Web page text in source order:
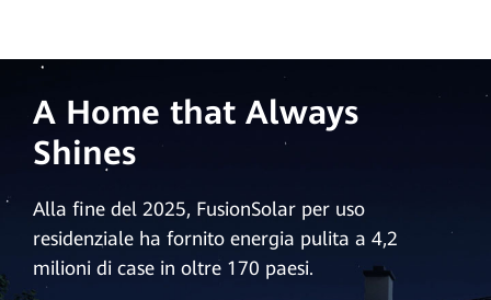
A Home that Always
Shines
Alla fine del 2025, FusionSolar per uso
residenziale ha fornito energia pulita a 4,2
milioni di case in oltre 170 paesi.